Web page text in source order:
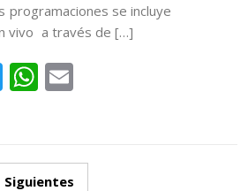
programaciones se incluye
vivo a través de […]
TwitterWhatsApp
Siguientes